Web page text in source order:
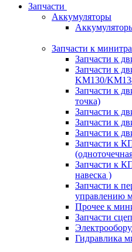
Запчасти
Аккумуляторы
Запчасти к
Запчасти к
Запчасти к
KM130/
Запчасти к
точка)
Запчасти к
Запчасти к
Запчасти к
Запчасти к
Запчасти к
навеска )
Запчасти к
управлению
Прочее к
Запчасти
Гидравлика